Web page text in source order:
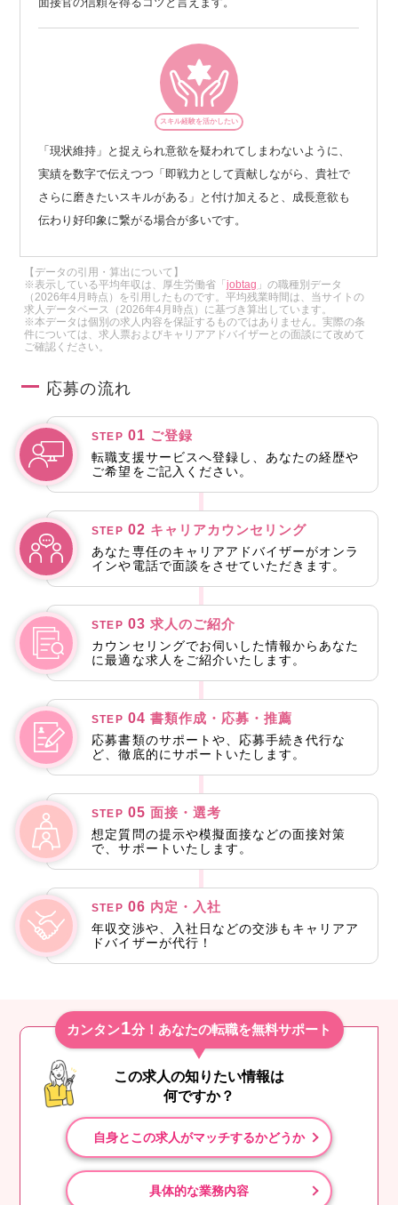
スキル経験を活かしたい
「現状維持」と捉えられ意欲を疑われてしまわないように、
実績を数字で伝えつつ「即戦力として貢献しながら、貴社で
さらに磨きたいスキルがある」と付け加えると、成長意欲も
伝わり好印象に繋がる場合が多いです。
【データの引用・算出について】
※表示している平均年収は、厚生労働省「jobtag 」の職種別データ
（2026年4月時点）を引用したものです。平均残業時間は、当サイトの
求人データベース（2026年4月時点）に基づき算出しています。
※本データは個別の求人内容を保証するものではありません。実際の条
件については、求人票およびキャリアアドバイザーとの面談にて改めて
ご確認ください。
応募の流れ
STEP 01 ご登録
転職支援サービスへ登録し、あなたの経歴や
ご希望をご記入ください。
STEP 02 キャリアカウンセリング
あなた専任のキャリアアドバイザーがオンラ
インや電話で面談をさせていただきます。
STEP 03 求人のご紹介
カウンセリングでお伺いした情報からあなた
に最適な求人をご紹介いたします。
STEP 04 書類作成・応募・推薦
応募書類のサポートや、応募手続き代行な
ど、徹底的にサポートいたします。
STEP 05 面接・選考
想定質問の提示や模擬面接などの面接対策
で、サポートいたします。
STEP 06 内定・入社
年収交渉や、入社日などの交渉もキャリアア
ドバイザーが代行！
カンタン1分！あなたの転職を無料サポート
この求人の知りたい情報は
何ですか？
自身とこの求人がマッチするかどうか
具体的な業務内容